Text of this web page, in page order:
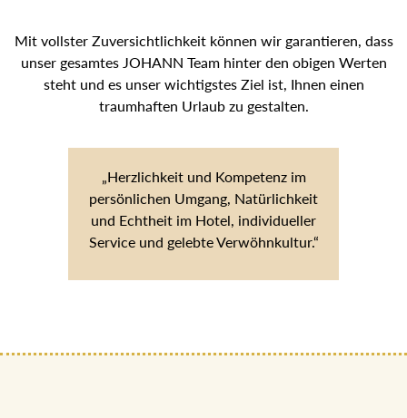
Mit vollster Zuversichtlichkeit können wir garantieren, dass
unser gesamtes JOHANN Team hinter den obigen Werten
steht und es unser wichtigstes Ziel ist, Ihnen einen
traumhaften Urlaub zu gestalten.
„Herzlichkeit und Kompetenz im
persönlichen Umgang, Natürlichkeit
und Echtheit im Hotel, individueller
Service und gelebte Verwöhnkultur.“